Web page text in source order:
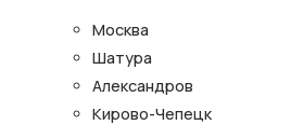
Москва
Шатура
Александров
Кирово-Чепецк